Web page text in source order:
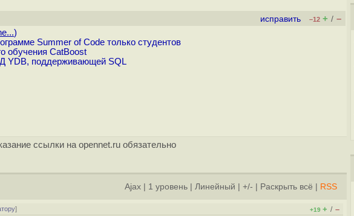
исправить –12 + / –
)
Summer of Code только студентов
обучения CatBoost
YDB, поддерживающей SQL
ссылки на opennet.ru обязательно
Ajax 1 уровень Линейный +/- Раскрыть всё RSS
] +19 + / –